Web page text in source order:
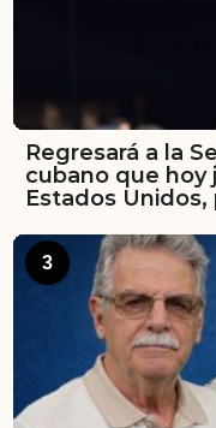
Regresará a la
cubano que hoy
Estados
3